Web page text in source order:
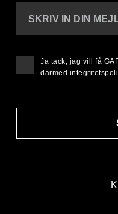
SKRIV IN DIN
Ja tack, jag vill få
därmed